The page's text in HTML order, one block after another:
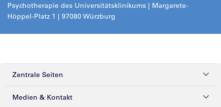
Psychotherapie des Universitätsklinikums | Margarete-
Höppel-Platz 1 | 97080 Würzburg
Zentrale Seiten
Kliniken & Zentren
Medien & Kontakt